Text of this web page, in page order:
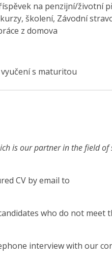
na penzijní/životní
školení, Závodní
z domova
s maturitou
is our partner in the field of
CV by email to
who do not meet
interview with our